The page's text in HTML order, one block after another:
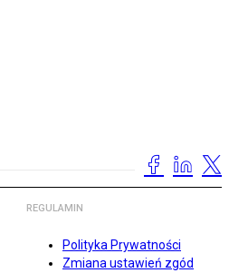
REGULAMIN
Polityka Prywatności
Zmiana ustawień zgód